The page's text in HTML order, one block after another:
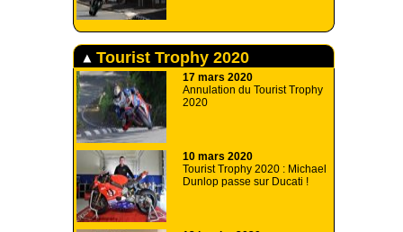
Tourist Trophy 2020
17 mars 2020
Annulation du Tourist Trophy
2020
10 mars 2020
Tourist Trophy 2020 : Michael
Dunlop passe sur Ducati !